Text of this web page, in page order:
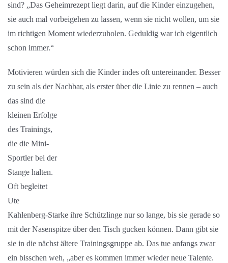
sind? „Das Geheimrezept liegt darin, auf die Kinder einzugehen,
sie auch mal vorbeigehen zu lassen, wenn sie nicht wollen, um sie
im richtigen Moment wiederzuholen. Geduldig war ich eigentlich
schon immer.“
Motivieren würden sich die Kinder indes oft untereinander. Besser
zu sein als der Nachbar, als erster über die Linie zu rennen – auch
das sind die
kleinen Erfolge
des Trainings,
die die Mini-
Sportler bei der
Stange halten.
Oft begleitet
Ute
Kahlenberg-Starke ihre Schützlinge nur so lange, bis sie gerade so
mit der Nasenspitze über den Tisch gucken können. Dann gibt sie
sie in die nächst ältere Trainingsgruppe ab. Das tue anfangs zwar
ein bisschen weh, „aber es kommen immer wieder neue Talente.